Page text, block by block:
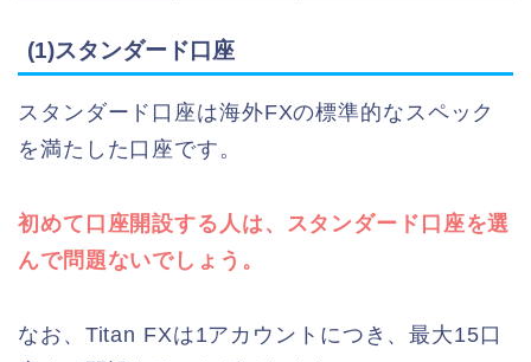
(1)スタンダード口座
スタンダード口座は海外FXの標準的なスペック
を満たした口座です。
初めて口座開設する人は、スタンダード口座を選
んで問題ないでしょう。
なお、Titan FXは1アカウントにつき、最大15口